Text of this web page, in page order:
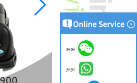
يويو
يويو